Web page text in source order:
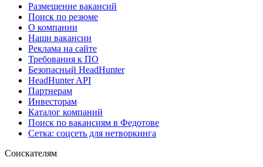
Размещение вакансий
Поиск по резюме
О компании
Наши вакансии
Реклама на сайте
Требования к ПО
Безопасный HeadHunter
HeadHunter API
Партнерам
Инвесторам
Каталог компаний
Поиск по вакансиям в Федотове
Сетка: соцсеть для нетворкинга
Соискателям